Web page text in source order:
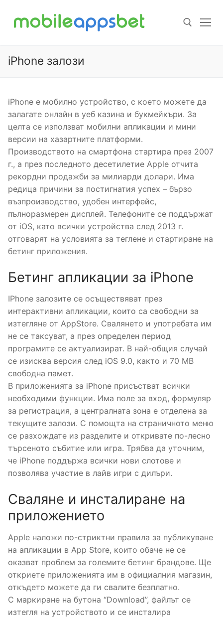
към
съдържанието
iPhone залози
iPhone е мобилно устройство, с което можете да
залагате онлайн в уеб казина и букмейкъри. За
целта се използват мобилни апликации и мини
версии на хазартните платформи.
Производството на смартфона стартира през 2007
г., а през последното десетилетие Apple отчита
рекордни продажби за милиарди долари. Има
редица причини за постигнатия успех – бързо
възпроизводство, удобен интерфейс,
пълноразмерен дисплей. Телефоните се поддържат
от iOS, като всички устройства след 2013 г.
отговарят на условията за теглене и стартиране на
бетинг приложения.
Бетинг апликации за iPhone
IPhone залозите се осъществяват през
интерактивни апликации, които са свободни за
изтегляне от AppStore. Свалянето и употребата им
не се таксуват, а през определен период
програмите се актуализират. В най-общия случай
се изисква версия след iOS 9.0, както и 70 MB
свободна памет.
В приложенията за iPhone присъстват всички
необходими функции. Има поле за вход, формуляр
за регистрация, а централната зона е отделена за
текущите залози. С помощта на страничното меню
се разхождате из разделите и откривате по-лесно
търсеното събитие или игра. Трябва да уточним,
че iPhone поддържа всички нови слотове и
позволява участие в лайв игри с дилъри.
Сваляне и инсталиране на
приложението
Apple наложи по-стриктни правила за публикуване
на апликации в App Store, които обаче не се
оказват проблем за големите бетинг брандове. Ще
откриете приложенията им в официалния магазин,
откъдето можете да ги свалите безплатно.
С маркиране на бутона “Download”, файлът се
изтегля на устройството и се инсталира